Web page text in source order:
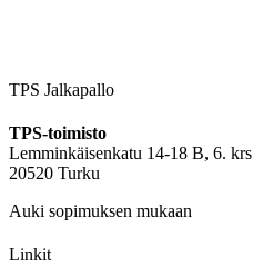
TPS Jalkapallo
TPS-toimisto
Lemminkäisenkatu 14-18 B, 6. krs
20520 Turku
Auki sopimuksen mukaan
Linkit